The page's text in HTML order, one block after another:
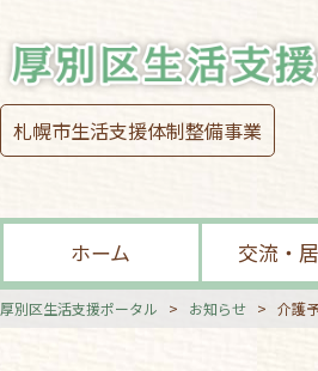
札幌市生活支援体制整備事業
ホーム 交流・
厚別区生活支援ポータル > お知らせ > 介護